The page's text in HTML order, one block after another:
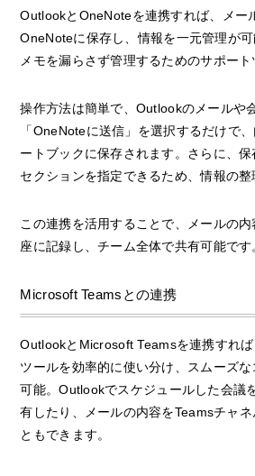
OutlookとOneNoteを連携すれば、メー
OneNoteに保存し、情報を一元管理が
メモを漏らさず管理するためのサポート
操作方法は簡単で、Outlookのメールや
「OneNoteに送信」を選択するだけで
ートブックに保存されます。さらに、
セクションを指定できるため、情報の整
この連携を活用することで、メールの
座に記録し、チーム全体で共有可能です
Microsoft Teamsとの連携
OutlookとMicrosoft Teamsを連携すれ
ツールを効率的に使い分け、スムーズ
可能。Outlookでスケジュールした会議
有したり、メールの内容をTeamsチャ
ともできます。